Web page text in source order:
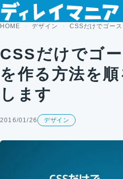
コンテンツへスキップ
HOME デザイン CSSだけでゴー
CSSだけでゴ
を作る方法を
します
2016/01/26 デザイン